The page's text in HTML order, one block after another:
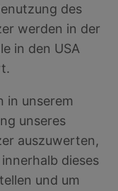
des
werden in der
in den USA
in unserem
unseres
auszuwerten,
dieses
und um